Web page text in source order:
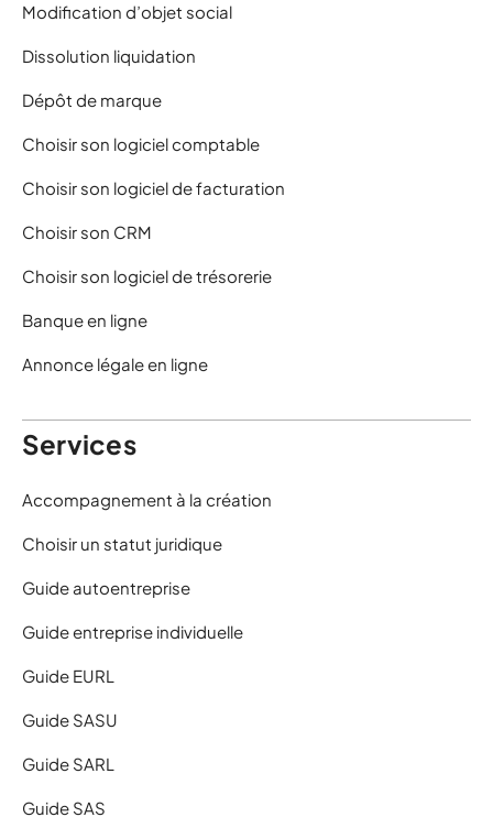
Modification d’objet social
Dissolution liquidation
Dépôt de marque
Choisir son logiciel comptable
Choisir son logiciel de facturation
Choisir son CRM
Choisir son logiciel de trésorerie
Banque en ligne
Annonce légale en ligne
Services
Accompagnement à la création
Choisir un statut juridique
Guide autoentreprise
Guide entreprise individuelle
Guide EURL
Guide SASU
Guide SARL
Guide SAS